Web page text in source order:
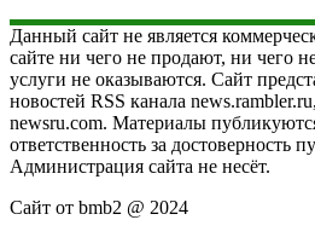
Данный сайт не является
сайте ни чего не продают, ни чего
услуги не оказываются. Сайт
новостей RSS канала
newsru.com. Материалы
ответственность за достоверность
Администрация сайта не несёт.
Сайт от bmb2 @ 2024